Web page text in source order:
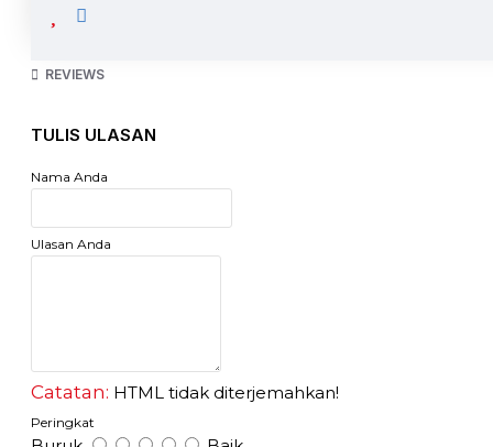
Ukuran : 4 Inch / 100mm / 10cm
Mode : Hidup
anda yang bergerak dibidang industri dan pertukangan
atau Kereta Dorong
REVIEWS
TULIS ULASAN
Nama Anda
Ulasan Anda
Catatan: HTML tidak diterjemahkan!
Peringkat